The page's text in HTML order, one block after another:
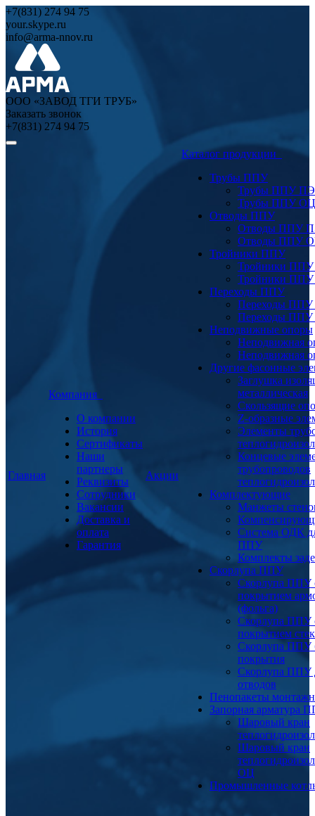
+7(831) 274 94 75
your.skype.ru
info@arma-nnov.ru
ООО «ЗАВОД ТГИ ТРУБ»
Заказать звонок
+7(831) 274 94 75
Главная
Компания
О компании
История
Сертификаты
Наши
партнеры
Реквизиты
Сотрудники
Вакансии
Доставка и
оплата
Гарантия
Акции
Каталог продукции
Трубы ППУ
Трубы ППУ ПЭ
Трубы ППУ ОЦ
Отводы ППУ
Отводы ППУ
Отводы ППУ
Тройники ППУ
Тройники
Тройники
Переходы ППУ
Переходы
Переходы
Неподвижные опоры
Неподвижная
Неподвижная
Другие фасонные
Заглушка
металлическая
Скользящие
Z-образные
Элементы
Концевые
трубопроводов
Комплектующие
Манжеты
Система ОДК
ППУ
Комплекты
Скорлупа ППУ
Скорлупа ППУ
покрытием
(фольга)
Скорлупа ППУ
покрытием
Скорлупа ППУ
покрытия
Скорлупа ППУ
отводов
Пенопакеты
Запорная арматура
Шаровый кран
Шаровый кран
ОЦ
Промышленные